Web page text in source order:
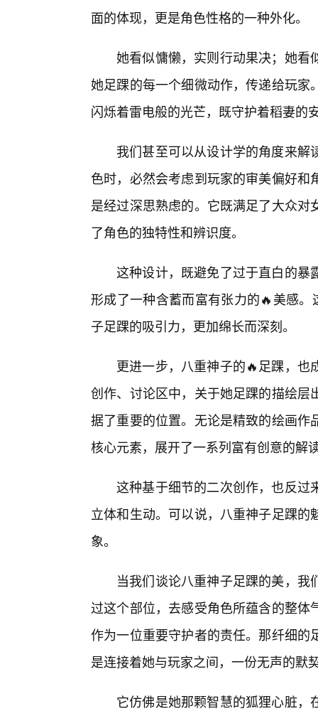
面的体现，更是角色性格的一种外化。
她看似慵懒，实则行动果决；她看
她足踝的每一个细微动作，传递给玩
闪烁着雷电般的光芒，既守护着稻妻的
我们甚至可以从设计学的角度来
色时，必然会考虑到玩家的审美偏好
是经过深思熟虑的。它既满足了大众
了角色的独特性和辨识度。
这种设计，既避免了过于直白的暴
形成了一种含蓄而富有张力的🔥美感
子足踝的吸引力，更加绵长而深刻。
更进一步，八重神子的🔥足踝，
创作、讨论区中，关于她足踝的描绘
据了重要的位置。无论是精致的绘画
核心元素，展开了一系列富有创意的解
这种基于细节的二次创作，也反过
立体和生动。可以说，八重神子足踝
象。
当我们谈论八重神子足踝的美，
过这个部位，去感受角色所蕴含的整
作为一位重要守护者的责任。那纤细
是连接着她与玩家之间，一份无声的默
它仿佛是她那颗智慧的狐狸心脏